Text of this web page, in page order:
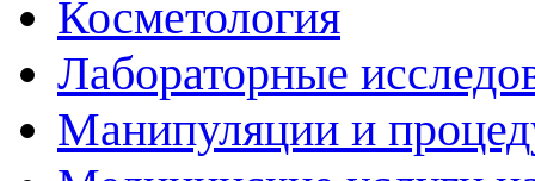
Косметология
Лабораторные
Манипуляции и